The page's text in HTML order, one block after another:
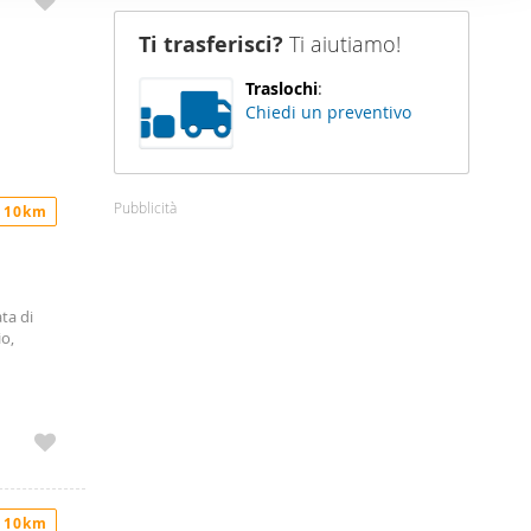
sito
di
Ti trasferisci? Ti aiutiamo!
Traslochi:
Chiedi un preventivo
Pubblicità